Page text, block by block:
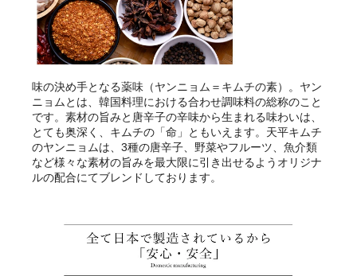
味の決め手となる薬味（ヤンニョム＝キムチの素）。ヤン
ニョムとは、韓国料理における合わせ調味料の総称のこと
です。素材の旨みと唐辛子の辛味から生まれる味わいは、
とても奥深く、キムチの「命」ともいえます。天平キムチ
のヤンニョムは、3種の唐辛子、野菜やフルーツ、魚介類
など様々な素材の旨みを最大限に引き出せるようオリジナ
ルの配合にてブレンドしております。